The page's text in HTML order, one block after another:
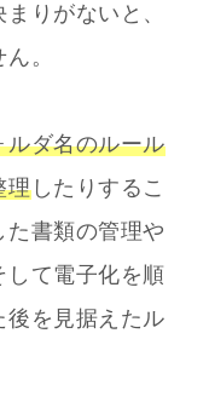
りがないと、
。
ルダ名のルール
理したりするこ
た書類の管理や
して電子化を順
後を見据えたル